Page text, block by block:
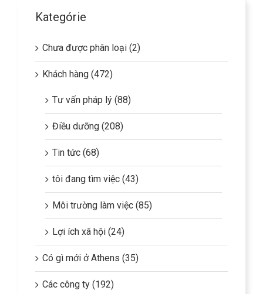
Kategórie
Chưa được phân loại (2)
Khách hàng (472)
Tư vấn pháp lý (88)
Điều dưỡng (208)
Tin tức (68)
tôi đang tìm việc (43)
Môi trường làm việc (85)
Lợi ích xã hội (24)
Có gì mới ở Athens (35)
Các công ty (192)